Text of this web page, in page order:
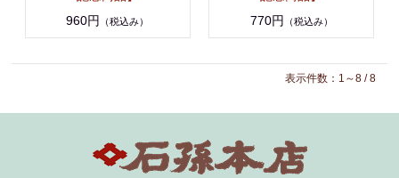
960円
（税込み）
770円
（税込み）
表示件数：1～8 / 8